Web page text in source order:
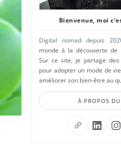
Bienvenue, moi
Digital nomad depuis
monde à la découverte de
Sur ce site, je partage des
pour adopter un mode de
améliorer son bien-être au
À PROPOS DU